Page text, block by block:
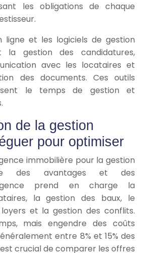
les obligations de chaque
ligne et les logiciels de gestion
la gestion des candidatures,
avec les locataires et
des documents. Ces outils
le temps de gestion et
de la gestion
pour optimiser
immobilière pour la gestion
des avantages et des
prend en charge la
la gestion des baux, le
et la gestion des conflits.
mais engendre des coûts
entre 8% et 15% des
crucial de comparer les offres